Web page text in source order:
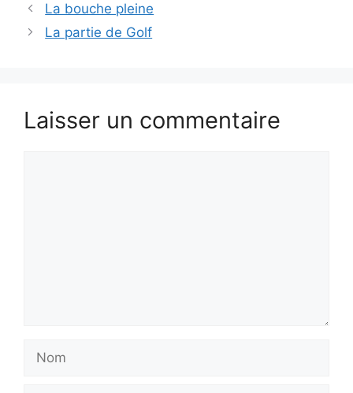
La bouche pleine
La partie de Golf
Laisser un commentaire
Nom